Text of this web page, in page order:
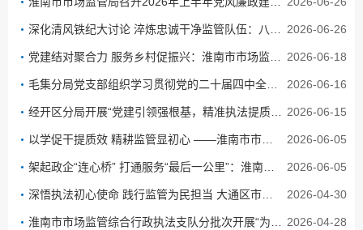
2026-06-26
2026-06-18
2026-06-16
2026-06-15
2026-06-05
2026-06-05
2026-04-30
2026-04-28